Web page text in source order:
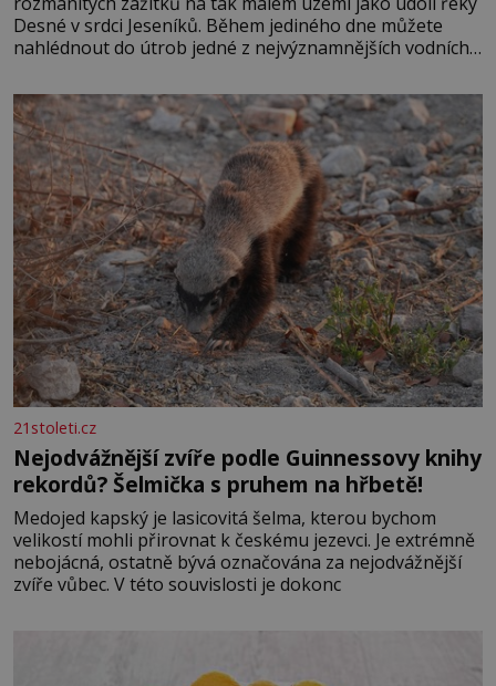
Desné v srdci Jeseníků. Během jediného dne můžete
nahlédnout do útrob jedné z nejvýznamnějších vodních
se na koloběžce a den zakončit poznáváním památek ve
Velkých Losinách nebo v termálním
21stoleti.cz
Nejodvážnější zvíře podle Guinnessovy knihy
rekordů? Šelmička s pruhem na hřbetě!
Medojed kapský je lasicovitá šelma, kterou bychom
velikostí mohli přirovnat k českému jezevci. Je extrémně
nebojácná, ostatně bývá označována za nejodvážnější
zvíře vůbec. V této souvislosti je dokonc